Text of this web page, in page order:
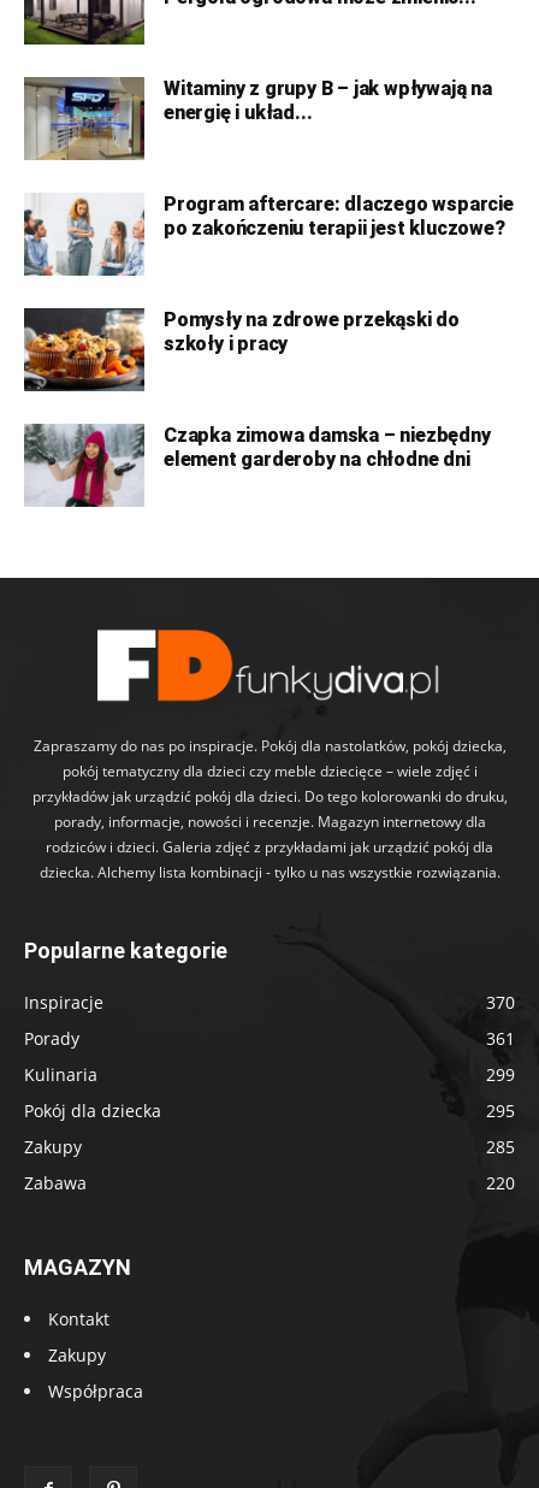
Witaminy z grupy B – jak wpływają na
energię i układ...
Program aftercare: dlaczego wsparcie
po zakończeniu terapii jest kluczowe?
Pomysły na zdrowe przekąski do
szkoły i pracy
Czapka zimowa damska – niezbędny
element garderoby na chłodne dni
Zapraszamy do nas po inspiracje. Pokój dla nastolatków, pokój dziecka,
pokój tematyczny dla dzieci czy meble dziecięce – wiele zdjęć i
przykładów jak urządzić pokój dla dzieci. Do tego kolorowanki do druku,
porady, informacje, nowości i recenzje. Magazyn internetowy dla
rodziców i dzieci. Galeria zdjęć z przykładami jak urządzić pokój dla
dziecka. Alchemy lista kombinacji - tylko u nas wszystkie rozwiązania.
Popularne kategorie
Inspiracje
370
Porady
361
Kulinaria
299
Pokój dla dziecka
295
Zakupy
285
Zabawa
220
MAGAZYN
Kontakt
Zakupy
Współpraca